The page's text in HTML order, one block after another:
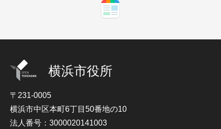
横浜市役所
〒231-0005
横浜市中区本町6丁目50番地の10
法人番号：3000020141003